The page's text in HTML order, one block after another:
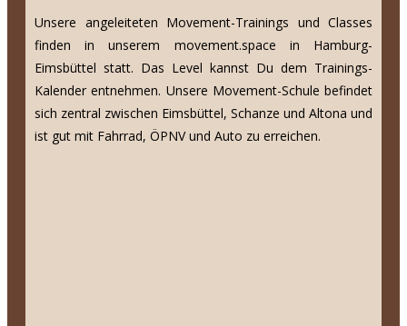
Unsere angeleiteten Movement-Trainings und Classes
finden in unserem movement.space in Hamburg-
Eimsbüttel statt. Das Level kannst Du dem Trainings-
Kalender entnehmen. Unsere Movement-Schule befindet
sich zentral zwischen Eimsbüttel, Schanze und Altona und
ist gut mit Fahrrad, ÖPNV und Auto zu erreichen.